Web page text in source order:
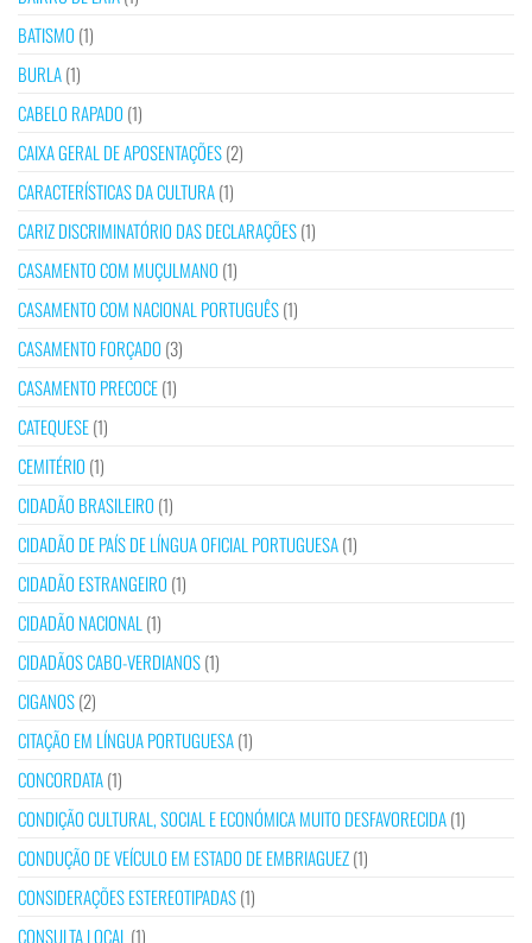
BATISMO (1)
BURLA(1)
CABELO RAPADO (1)
CAIXA GERAL DE APOSENTAÇÕES(2)
CARACTERÍSTICAS DA CULTURA(1)
CARIZ DISCRIMINATÓRIO DAS DECLARAÇÕES(1)
CASAMENTO COM MUÇULMANO (1)
CASAMENTO COM NACIONAL PORTUGUÊS(1)
CASAMENTO FORÇADO (3)
CASAMENTO PRECOCE(1)
CATEQUESE(1)
CEMITÉRIO (1)
CIDADÃO BRASILEIRO (1)
CIDADÃO DE PAÍS DE LÍNGUA OFICIAL PORTUGUESA(1)
CIDADÃO ESTRANGEIRO (1)
CIDADÃO NACIONAL (1)
CIDADÃOS CABO-VERDIANOS(1)
CIGANOS(2)
CITAÇÃO EM LÍNGUA PORTUGUESA(1)
CONCORDATA(1)
CONDIÇÃO CULTURAL, SOCIAL E ECONÓMICA MUITO DESFAVORECIDA(1)
CONDUÇÃO DE VEÍCULO EM ESTADO DE EMBRIAGUEZ(1)
CONSIDERAÇÕES ESTEREOTIPADAS(1)
CONSULTA LOCAL (1)